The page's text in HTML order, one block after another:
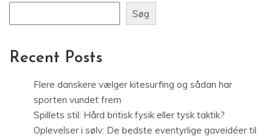
Søg
Recent Posts
Flere danskere vælger kitesurfing og sådan har
sporten vundet frem
Spillets stil: Hård britisk fysik eller tysk taktik?
Oplevelser i sølv: De bedste eventyrlige gaveidéer til